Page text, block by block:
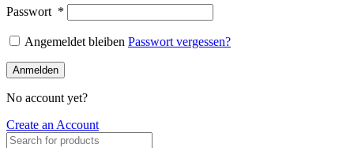
Passwort *
Angemeldet bleiben Passwort vergessen?
Anmelden
No account yet?
Create an Account